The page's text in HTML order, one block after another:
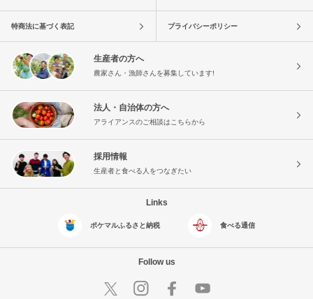
特商法に基づく表記 プライバシーポリシー
生産者の方へ
農家さん・漁師さんを募集しています!
法人・自治体の方へ
アライアンスのご相談はこちらから
採用情報
生産者と食べる人をつなぎたい
Links
ポケマルふるさと納税 食べる通信
Follow us